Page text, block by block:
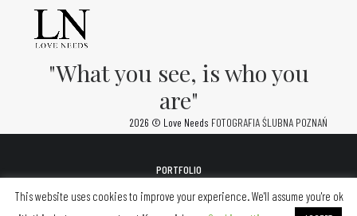
"What you see, is who you
are"
2026 © Love Needs FOTOGRAFIA ŚLUBNA POZNAŃ
PORTFOLIO
KONTAKT
This website uses cookies to improve your experience. We'll assume you're ok